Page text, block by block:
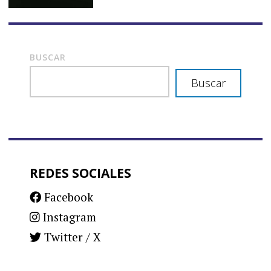
BUSCAR
Buscar
REDES SOCIALES
Facebook
Instagram
Twitter / X